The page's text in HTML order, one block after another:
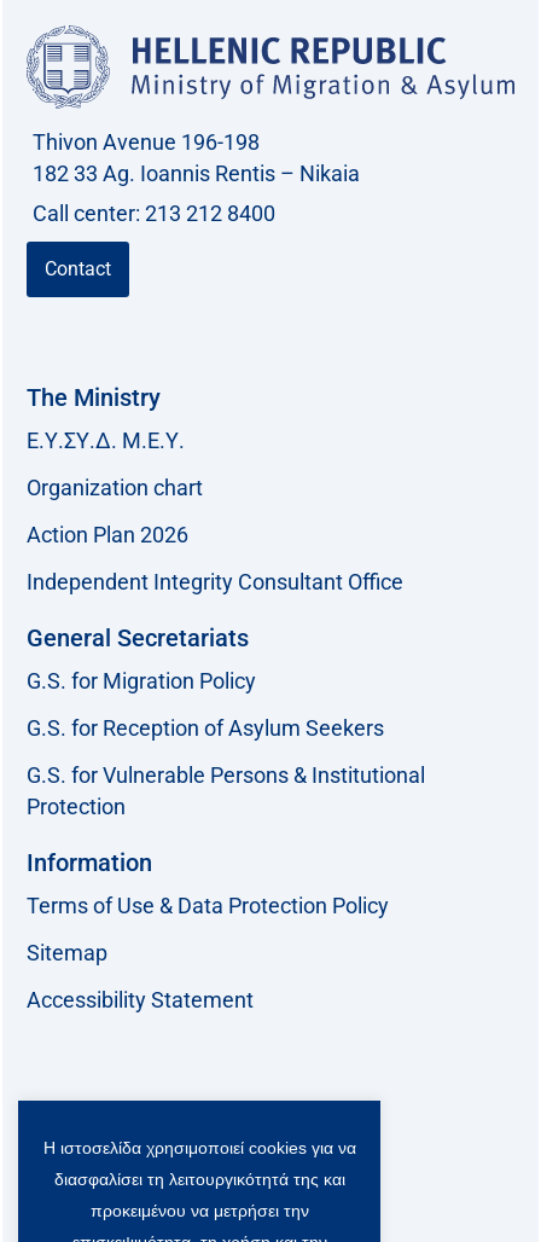
Thivon Avenue 196-198
182 33 Ag. Ioannis Rentis – Nikaia
Call center: 213 212 8400
Contact
The Ministry
Ε.Υ.ΣΥ.Δ. Μ.Ε.Υ.
Organization chart
Action Plan 2026
Independent Integrity Consultant Office
General Secretariats
G.S. for Migration Policy
G.S. for Reception of Asylum Seekers
G.S. for Vulnerable Persons & Institutional
Protection
Information
Terms of Use & Data Protection Policy
Sitemap
Accessibility Statement
F
a
T
w
i
t
L
i
n
k
Y
o
u
t
Viber Community:
Η ιστοσελίδα χρησιμοποιεί cookies για να
διασφαλίσει τη λειτουργικότητά της και
προκειμένου να μετρήσει την